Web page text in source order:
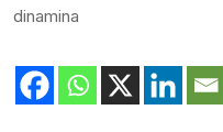
dinamina